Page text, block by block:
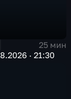
25 мин
· 21:30